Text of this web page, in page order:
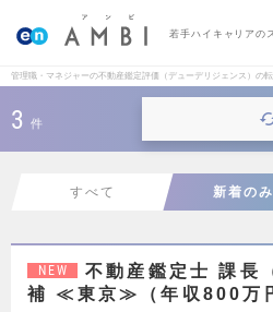
若手ハイキャリアの
管理職・マネジャーの不動産鑑定評価（デューデリジェンス）の
3 件
すべて 新着のみ
NEW
不動産鑑定士 課長
補 ≪東京≫（年収800万